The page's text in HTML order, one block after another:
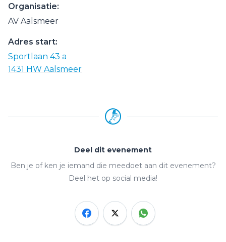
Organisatie:
AV Aalsmeer
Adres start:
Sportlaan 43 a
1431 HW Aalsmeer
Deel dit evenement
Ben je of ken je iemand die meedoet aan dit evenement?
Deel het op social media!